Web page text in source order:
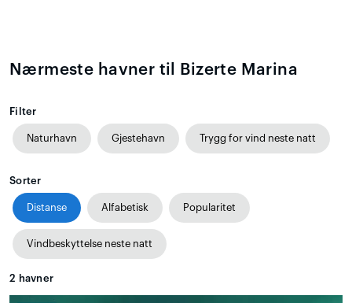
Nærmeste havner til Bizerte Marina
Filter
Naturhavn Gjestehavn Trygg for vind neste natt
Sorter
Distanse Alfabetisk Popularitet
Vindbeskyttelse neste natt
2 havner